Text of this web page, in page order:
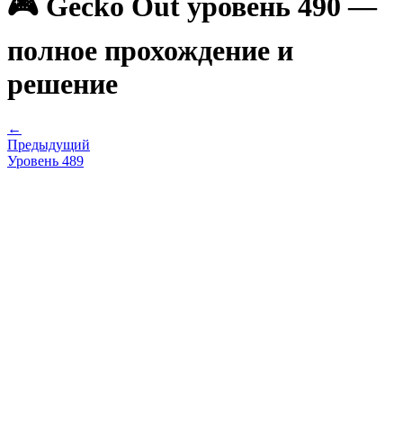
🎮 Gecko Out уровень 490 —
полное прохождение и
решение
←
Предыдущий
Уровень 489